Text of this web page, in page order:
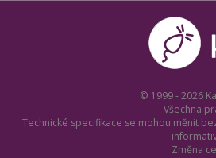
© 1999 - 2026
Všechna
Technické specifikace se mohou měnit
Změna